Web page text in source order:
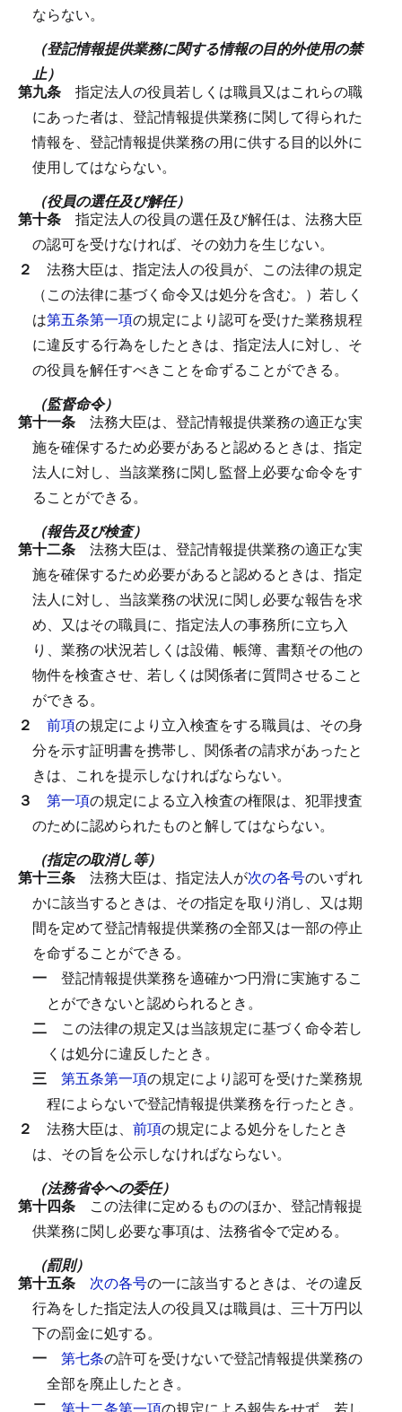
ならない。
（登記情報提供業務に関する情報の目的外使用の禁
止）
第九条 指定法人の役員若しくは職員又はこれらの職
にあった者は、登記情報提供業務に関して得られた
情報を、登記情報提供業務の用に供する目的以外に
使用してはならない。
（役員の選任及び解任）
第十条 指定法人の役員の選任及び解任は、法務大臣
の認可を受けなければ、その効力を生じない。
２ 法務大臣は、指定法人の役員が、この法律の規定
（この法律に基づく命令又は処分を含む。）若しく
は第五条第一項の規定により認可を受けた業務規程
に違反する行為をしたときは、指定法人に対し、そ
の役員を解任すべきことを命ずることができる。
（監督命令）
第十一条 法務大臣は、登記情報提供業務の適正な実
施を確保するため必要があると認めるときは、指定
法人に対し、当該業務に関し監督上必要な命令をす
ることができる。
（報告及び検査）
第十二条 法務大臣は、登記情報提供業務の適正な実
施を確保するため必要があると認めるときは、指定
法人に対し、当該業務の状況に関し必要な報告を求
め、又はその職員に、指定法人の事務所に立ち入
り、業務の状況若しくは設備、帳簿、書類その他の
物件を検査させ、若しくは関係者に質問させること
ができる。
２ 前項の規定により立入検査をする職員は、その身
分を示す証明書を携帯し、関係者の請求があったと
きは、これを提示しなければならない。
３ 第一項の規定による立入検査の権限は、犯罪捜査
のために認められたものと解してはならない。
（指定の取消し等）
第十三条 法務大臣は、指定法人が次の各号のいずれ
かに該当するときは、その指定を取り消し、又は期
間を定めて登記情報提供業務の全部又は一部の停止
を命ずることができる。
一 登記情報提供業務を適確かつ円滑に実施するこ
とができないと認められるとき。
二 この法律の規定又は当該規定に基づく命令若し
くは処分に違反したとき。
三 第五条第一項の規定により認可を受けた業務規
程によらないで登記情報提供業務を行ったとき。
２ 法務大臣は、 前項の規定による処分をしたとき
は、その旨を公示しなければならない。
（法務省令への委任）
第十四条 この法律に定めるもののほか、登記情報提
供業務に関し必要な事項は、法務省令で定める。
（罰則）
第十五条 次の各号の一に該当するときは、その違反
行為をした指定法人の役員又は職員は、三十万円以
下の罰金に処する。
一 第七条の許可を受けないで登記情報提供業務の
全部を廃止したとき。